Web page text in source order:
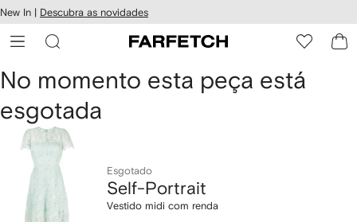
o
New In | Descubra as novidades
Self-
Portrait
Vestido
midi
com
No momento esta peça está
esgotada
Esgotado
Self-Portrait
Vestido midi com renda